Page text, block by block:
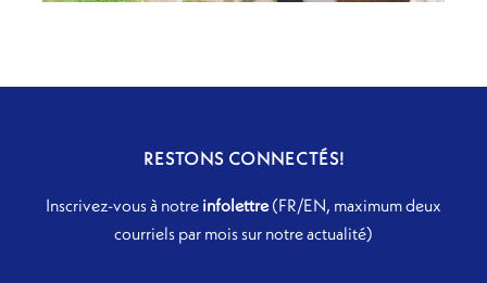
RESTONS CONNECTÉS!
Inscrivez-vous à notre infolettre(FR/EN, maximum deux
courriels par mois sur notre actualité)